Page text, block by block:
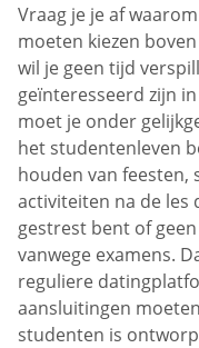
Vraag je je af
moeten kiezen
wil je geen tijd
geïnteresseerd zijn
moet je onder
het studentenleven
houden van feesten,
activiteiten na de les
gestrest bent of
vanwege examens.
reguliere
aansluitingen
studenten is